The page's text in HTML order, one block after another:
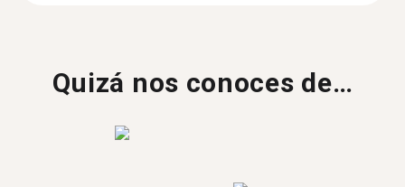
Quizá nos conoces de…